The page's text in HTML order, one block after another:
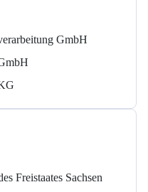
GmbH
Freistaates Sachsen